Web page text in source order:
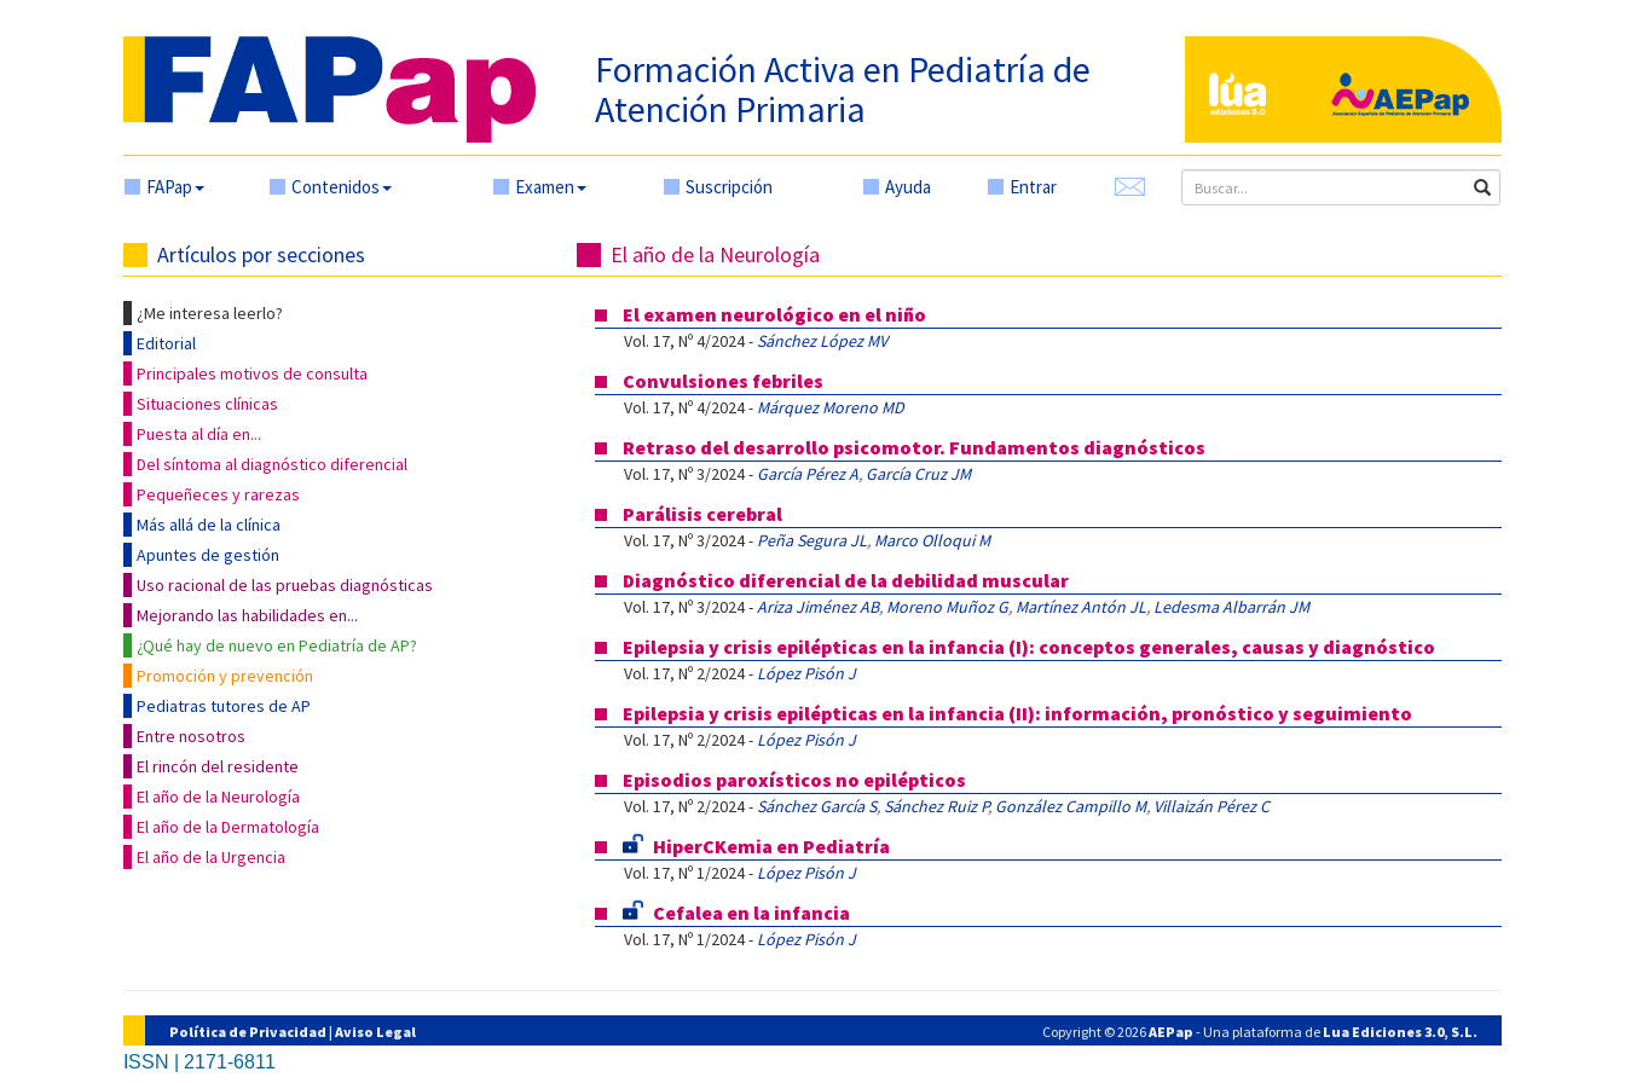
Formación Activa en Pediatría de
Atención Primaria
FAPap Contenidos Examen Suscripción Ayuda Entrar
Artículos por secciones El año de la Neurología
¿Me interesa leerlo?
Editorial
Principales motivos de consulta
Situaciones clínicas
Puesta al día en...
Del síntoma al diagnóstico diferencial
Pequeñeces y rarezas
Más allá de la clínica
Apuntes de gestión
Uso racional de las pruebas diagnósticas
Mejorando las habilidades en...
¿Qué hay de nuevo en Pediatría de AP?
Promoción y prevención
Pediatras tutores de AP
Entre nosotros
El rincón del residente
El año de la Neurología
El año de la Dermatología
El año de la Urgencia
El examen neurológico en el niño
Vol. 17, Nº 4/2024 - Sánchez López MV
Convulsiones febriles
Vol. 17, Nº 4/2024 - Márquez Moreno MD
Retraso del desarrollo psicomotor. Fundamentos diagnósticos
Vol. 17, Nº 3/2024 - García Pérez A, García Cruz JM
Parálisis cerebral
Vol. 17, Nº 3/2024 - Peña Segura JL, Marco Olloqui M
Diagnóstico diferencial de la debilidad muscular
Vol. 17, Nº 3/2024 -Ariza Jiménez AB, Moreno Muñoz G, Martínez Antón JL, Ledesma Albarrán JM
Epilepsia y crisis epilépticas en la infancia (I): conceptos generales, causas y diagnóstico
Vol. 17, Nº 2/2024 - López Pisón J
Epilepsia y crisis epilépticas en la infancia (II): información, pronóstico y seguimiento
Vol. 17, Nº 2/2024 - López Pisón J
Episodios paroxísticos no epilépticos
Vol. 17, Nº 2/2024 - Sánchez García S, Sánchez Ruiz P, González Campillo M, Villaizán Pérez C
HiperCKemia en Pediatría
Vol. 17, Nº 1/2024 - López Pisón J
Cefalea en la infancia
Vol. 17, Nº 1/2024 - López Pisón J
Política de Privacidad | Aviso Legal Copyright © 2026AEPap - Una plataforma de Lua Ediciones 3.0, S.L.
ISSN | 2171-6811